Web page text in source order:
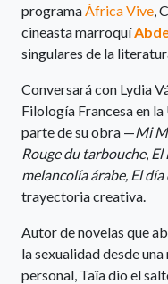
programaÁfrica Vive,
cineasta marroquí
singulares de la
Conversará con Lydia
Filología Francesa en
parte de su obra —Mi
Rouge du tarbouche, El
melancolía árabe, El
trayectoria creativa.
Autor de novelas que
la sexualidad desde
personal, Taïa dio el